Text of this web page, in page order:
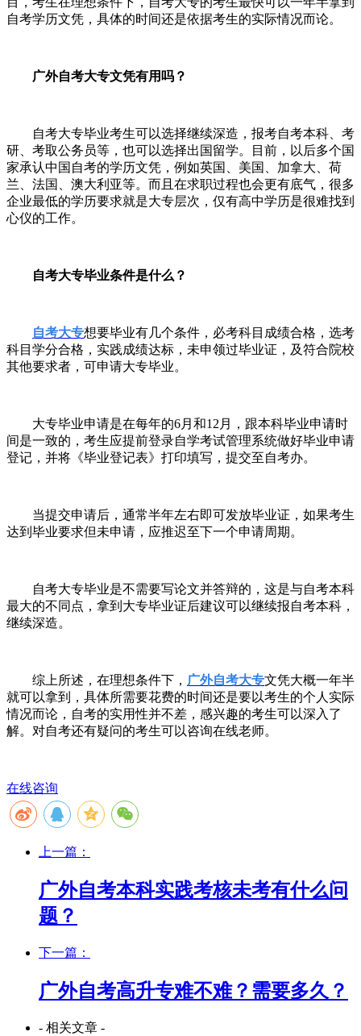
自考学历文凭，具体的时间还是依据考生的实际情况而论。
广外自考大专文凭有用吗？
自考大专毕业考生可以选择继续深造，报考自考本科、考
研、考取公务员等，也可以选择出国留学。目前，以后多个国
家承认中国自考的学历文凭，例如英国、美国、加拿大、荷
兰、法国、澳大利亚等。而且在求职过程也会更有底气，很多
企业最低的学历要求就是大专层次，仅有高中学历是很难找到
心仪的工作。
自考大专毕业条件是什么？
自考大专想要毕业有几个条件，必考科目成绩合格，选考
科目学分合格，实践成绩达标，未申领过毕业证，及符合院校
其他要求者，可申请大专毕业。
大专毕业申请是在每年的6月和12 月，跟本科毕业申请时
间是一致的，考生应提前登录自学考试管理系统做好毕业申请
登记，并将《毕业登记表》打印填写，提交至自考办。
当提交申请后，通常半年左右即可发放毕业证，如果考生
达到毕业要求但未申请，应推迟至下一个申请周期。
自考大专毕业是不需要写论文并答辩的，这是与自考本科
最大的不同点，拿到大专毕业证后建议可以继续报自考本科，
继续深造。
综上所述，在理想条件下， 广外自考大专文凭大概一年半
就可以拿到，具体所需要花费的时间还是要以考生的个人实际
情况而论，自考的实用性并不差，感兴趣的考生可以深入了
解。对自考还有疑问的考生可以咨询在线老师。
在线咨询
上一篇：
广外自考本科实践考核未考有什么问
题？
下一篇：
广外自考高升专难不难？需要多久？
- 相关文章 -